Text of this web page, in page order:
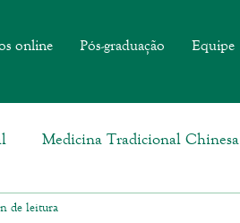
online Pós-graduação Equipe
Medicina Tradicional Chinesa
de leitura